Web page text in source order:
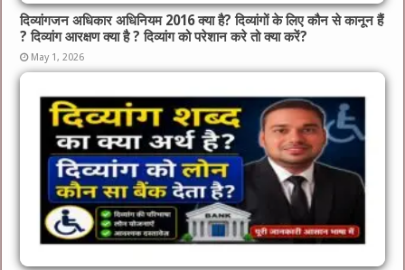
दिव्यांगजन अधिकार अधिनियम 2016 क्या है? दिव्यांगों के लिए कौन से कानून हैं
? दिव्यांग आरक्षण क्या है ? दिव्यांग को परेशान करे तो क्या करें?
May 1, 2026